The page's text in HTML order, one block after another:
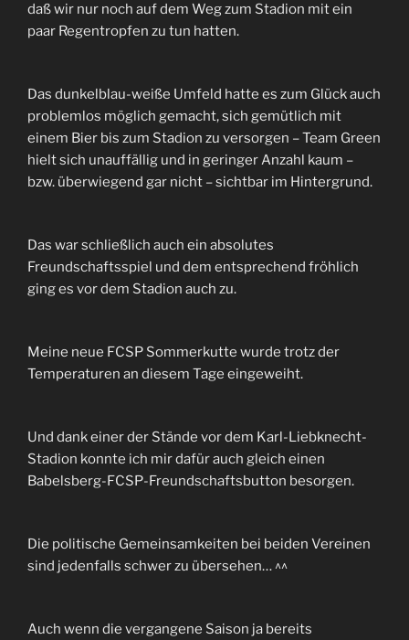
daß wir nur noch auf dem Weg zum Stadion mit ein
paar Regentropfen zu tun hatten.
Das dunkelblau-weiße Umfeld hatte es zum Glück auch
problemlos möglich gemacht, sich gemütlich mit
einem Bier bis zum Stadion zu versorgen – Team Green
hielt sich unauffällig und in geringer Anzahl kaum –
bzw. überwiegend gar nicht – sichtbar im Hintergrund.
Das war schließlich auch ein absolutes
Freundschaftsspiel und dem entsprechend fröhlich
ging es vor dem Stadion auch zu.
Meine neue FCSP Sommerkutte wurde trotz der
Temperaturen an diesem Tage eingeweiht.
Und dank einer der Stände vor dem Karl-Liebknecht-
Stadion konnte ich mir dafür auch gleich einen
Babelsberg-FCSP-Freundschaftsbutton besorgen.
Die politische Gemeinsamkeiten bei beiden Vereinen
sind jedenfalls schwer zu übersehen… ^^
Auch wenn die vergangene Saison ja bereits